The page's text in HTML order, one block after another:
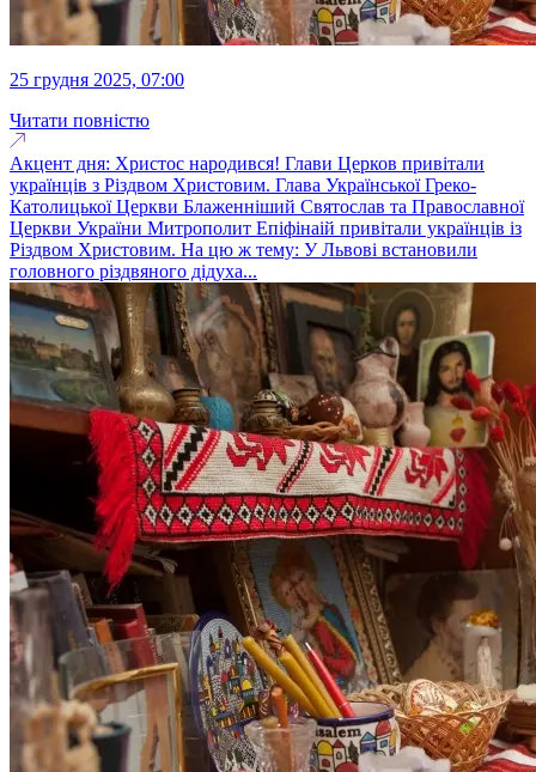
25 грудня 2025, 07:00
Читати повністю
Акцент дня: Христос народився! Глави Церков привітали
українців з Різдвом Христовим. Глава Української Греко-
Католицької Церкви Блаженніший Святослав та Православної
Церкви України Митрополит Епіфінаій привітали українців із
Різдвом Христовим. На цю ж тему: У Львові встановили
головного різдвяного дідуха...